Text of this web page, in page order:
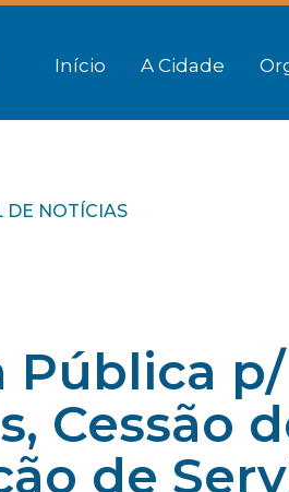
Início A Cidade
DE NOTÍCIAS
Pública
Cessão
de